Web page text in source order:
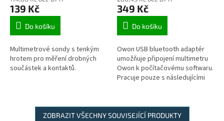
139 Kč
Do košíku
Multimetrové sondy s tenkým
hrotem pro měření drobných
součástek a kontaktů.
349 Kč
Do košíku
Owon USB bluetooth adaptér
umožňuje připojení multimetru
Owon k počítačovému softwaru.
Pracuje pouze s následujícími
ZOBRAZIT VŠECHNY SOUVISEJÍCÍ PRODUKTY